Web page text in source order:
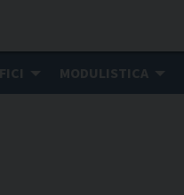
MODULISTICA